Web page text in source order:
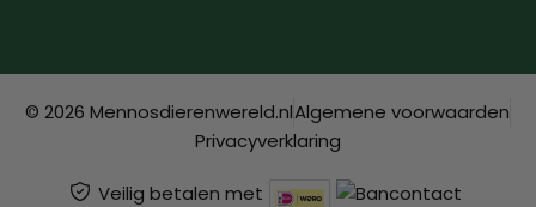
© 2026 Mennosdierenwereld.nlAlgemene voorwaarden
Privacyverklaring
Veilig betalen met